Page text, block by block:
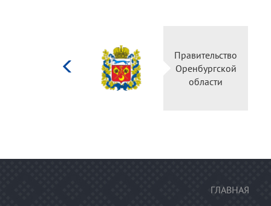
Министерство
культуры
Российской
федерации
ГЛАВНАЯ